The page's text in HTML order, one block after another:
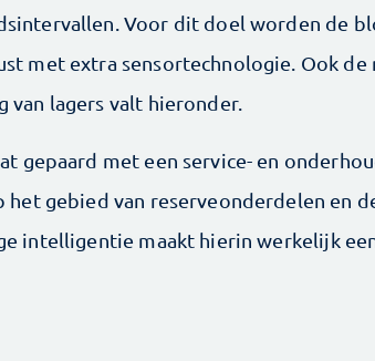
Voor dit doel worden de
met extra sensortechnologie. Ook de
van lagers valt hieronder.
gepaard met een service- en
gebied van reserveonderdelen en
intelligentie maakt hierin werkelijk een